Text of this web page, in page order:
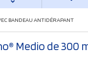
BANDEAU ANTIDÉRAPANT
Medio de 300